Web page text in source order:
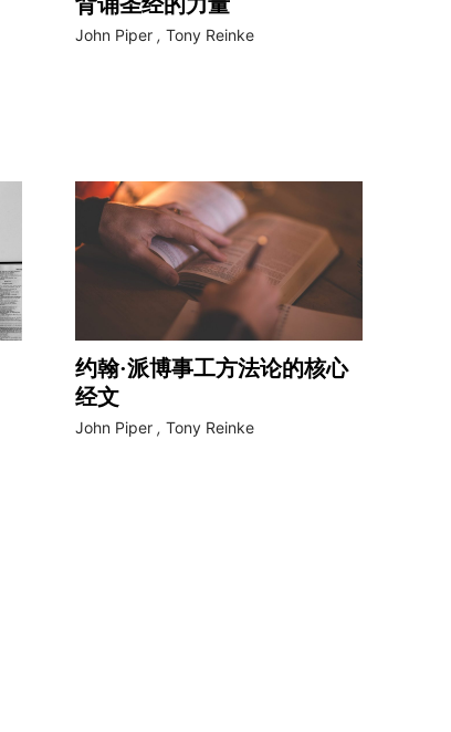
John Piper , Tony Reinke
约翰·派博事工方法论的核心
经文
John Piper , Tony Reinke